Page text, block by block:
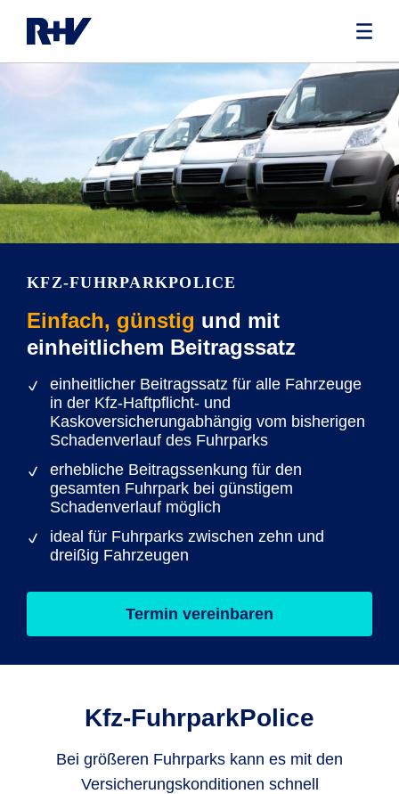
KFZ-FUHRPARKPOLICE
Einfach, günstig und mit
einheitlichem Beitragssatz
einheitlicher Beitragssatz für alle Fahrzeuge
in der Kfz-Haftpflicht- und
Kaskoversicherungabhängig vom bisherigen
Schadenverlauf des Fuhrparks
erhebliche Beitragssenkung für den
gesamten Fuhrpark bei günstigem
Schadenverlauf möglich
ideal für Fuhrparks zwischen zehn und
dreißig Fahrzeugen
Termin vereinbaren
Kfz-FuhrparkPolice
Bei größeren Fuhrparks kann es mit den
Versicherungskonditionen schnell